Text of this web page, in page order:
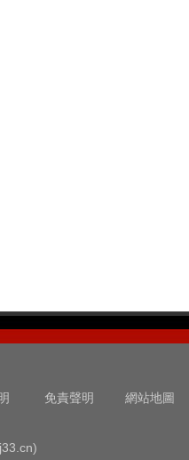
免責聲明 網站地圖